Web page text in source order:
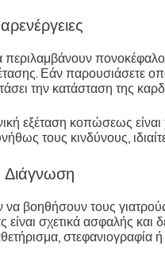
περιλαμβάνουν
Εάν παρουσιάσετε
την κατάσταση της
εξέταση κοπώσεως
τους κινδύνους,
Διάγνωση
βοηθήσουν τους
σχετικά ασφαλής και